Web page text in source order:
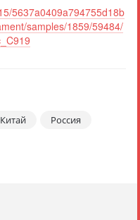
5637a0409a794755d18b
samples/1859/59484/
Китай Россия